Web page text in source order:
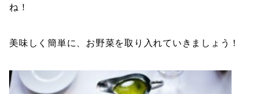
ね！
美味しく簡単に、お野菜を取り入れていきましょう！